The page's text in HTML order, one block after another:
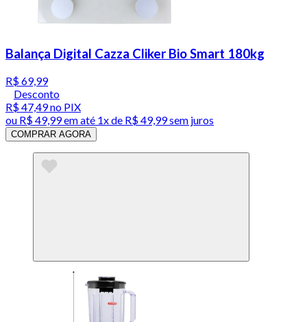
Balança Digital Cazza Cliker Bio Smart 180kg
R$ 69,99
Desconto
R$ 47,49no PIX
ou R$ 49,99em até 1x de R$ 49,99sem juros
COMPRAR AGORA